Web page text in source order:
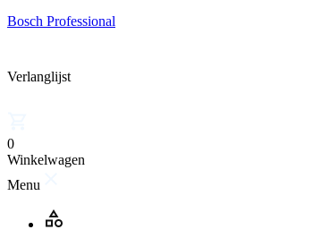
Bosch Professional
Verlanglijst
0
Winkelwagen
Menu